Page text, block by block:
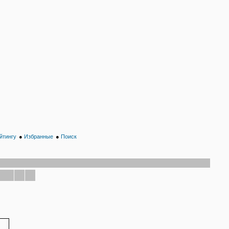
● Избранные ● Поиск